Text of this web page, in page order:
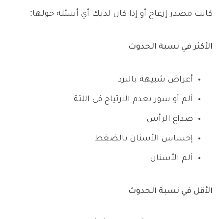
كانت مصدر إزعاج أو إذا كان لديك أي أسئلة حولها:
الأكثر في نسبة الحدوث
أعراض شبيهة بالبرد
ألم أو شور بعدم الارتياح في اللثة
صداع الرأس
إحساس الأسنان بالضغط
ألم الأسنان
الأقل في نسبة الحدوث